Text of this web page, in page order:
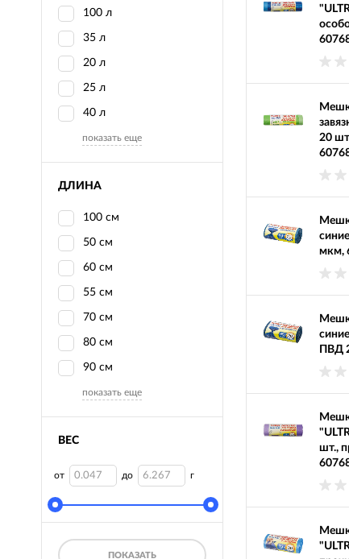
100 л
35 л
20 л
25 л
40 л
показать еще
ДЛИНА
100 см
50 см
60 см
55 см
70 см
80 см
90 см
показать еще
ВЕС
от до г
ПОКАЗАТЬ
20
мкм,
ПВД
шт.,